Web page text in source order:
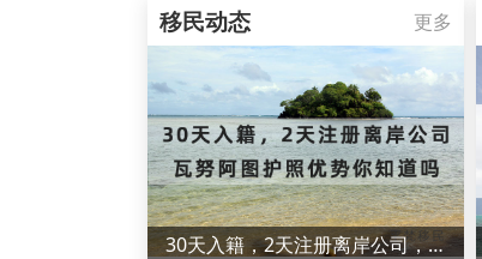
移民动态 更多
30天入籍，2天注册离岸公司，瓦努阿图护照优势你知道吗